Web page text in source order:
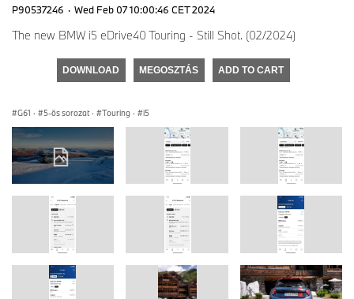
P90537246 · Wed Feb 07 10:00:46 CET 2024
The new BMW i5 eDrive40 Touring - Still Shot. (02/2024)
DOWNLOAD MEGOSZTÁS ADD TO CART
G61 · 5-ös sorozat · Touring · i5